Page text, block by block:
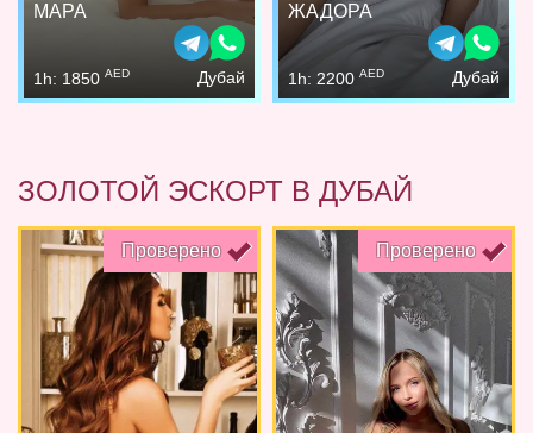
МАРА
1h: 1850 AED Дубай
ЖАДОРА
1h: 2200 AED Дубай
ЗОЛОТОЙ ЭСКОРТ В ДУБАЙ
Проверено Проверено